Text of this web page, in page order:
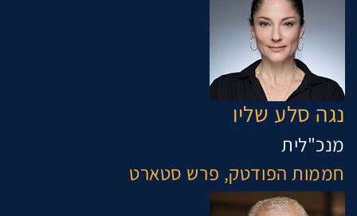
נגה סלע שליו
מנכ"לית
חממות הפודטק, פרש סטארט